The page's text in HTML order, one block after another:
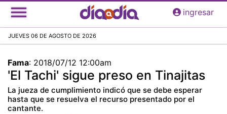
Pasar
al
principal
ingresar
JUEVES 06 DE AGOSTO DE 2026
Fama: 2018/07/12 12:00am
'El Tachi' sigue preso en Tinajitas
La jueza de cumplimiento indicó que se debe esperar
hasta que se resuelva el recurso presentado por el
cantante.